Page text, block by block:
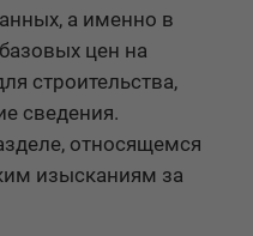
а именно в
цен на
строительства,
сведения.
относящемся
изысканиям за